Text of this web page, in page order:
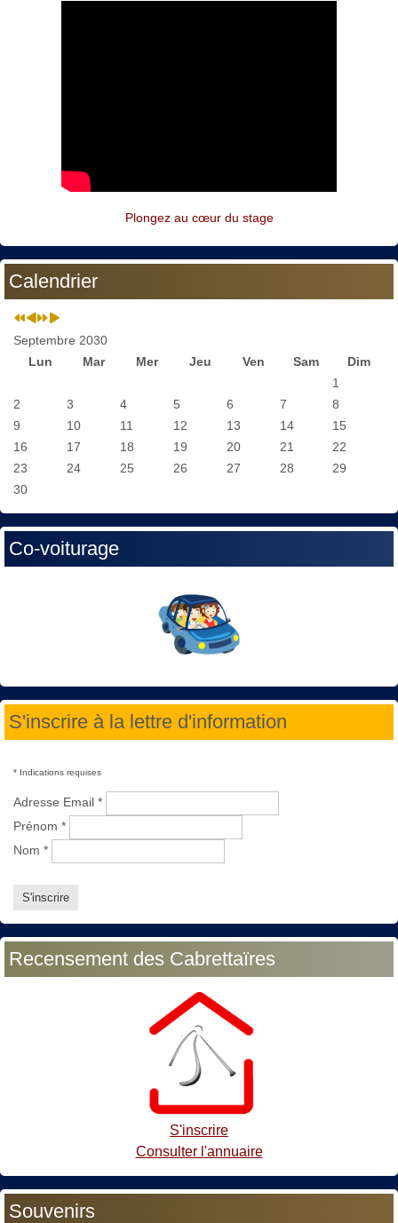
Plongez au cœur du stage
Calendrier
Septembre 2030
Lun
Mar Mer Jeu Ven Sam
Dim
1
2
3 4 5 6 7
8
9
10 11 12 13 14
15
16
17 18 19 20 21
22
23
24 25 26 27 28
29
30
Co-voiturage
S'inscrire à la lettre d'information
* Indications requises
Adresse Email *
Prénom *
Nom *
Recensement des Cabrettaïres
S'inscrire
Consulter l'annuaire
Souvenirs